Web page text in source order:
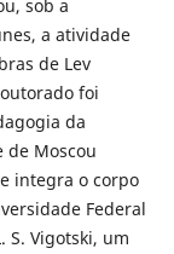
sob a
a atividade
de Lev
foi
da
de Moscou
integra o corpo
Federal
S. Vigotski, um